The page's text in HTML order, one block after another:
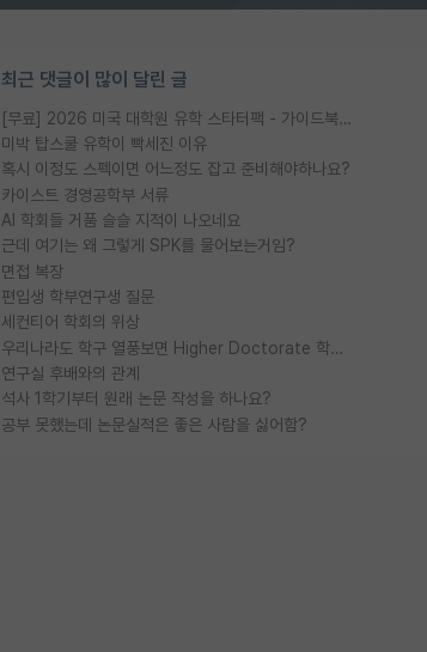
최근 댓글이 많이 달린 글
[무료] 2026 미국 대학원 유학 스타터팩 - 가이드북 & 합격자 컨택메일 템플릿
미박 탑스쿨 유학이 빡세진 이유
혹시 이정도 스펙이면 어느정도 잡고 준비해야하나요?
카이스트 경영공학부 서류
AI 학회들 거품 슬슬 지적이 나오네요
근데 여기는 왜 그렇게 SPK를 물어보는거임?
면접 복장
편입생 학부연구생 질문
세컨티어 학회의 위상
우리나라도 학구 열풍보면 Higher Doctorate 학위가 필요하다고 봅니다.
연구실 후배와의 관계
석사 1학기부터 원래 논문 작성을 하나요?
공부 못했는데 논문실적은 좋은 사람을 싫어함?